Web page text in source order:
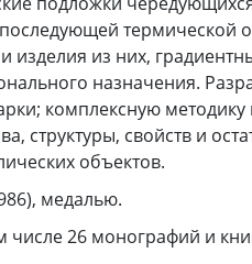
термической
из них,
назначения.
комплексную
структуры, свойств и
объектов.
медалью.
26 монографий и